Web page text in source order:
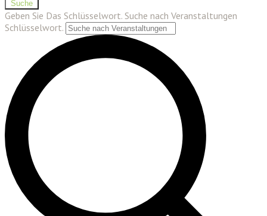
Suche
Geben Sie Das Schlüsselwort. Suche nach Veranstaltungen
Schlüsselwort.